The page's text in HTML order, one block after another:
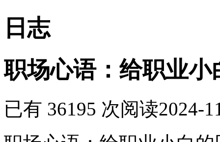
日志
职场心语：给职业小
已有 36195 次阅读2024-